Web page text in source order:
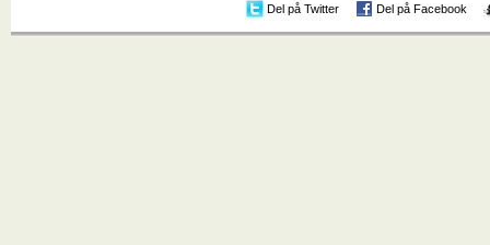
Del på Twitter Del på Facebook